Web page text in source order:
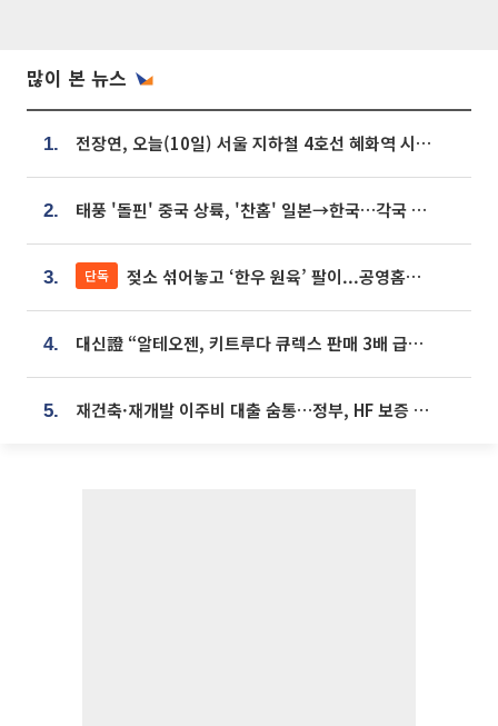
많이 본 뉴스
1. 전장연, 오늘(10일) 서울 지하철 4호선 혜화역 시위…1호선 용산역 무정차
2. 태풍 '돌핀' 중국 상륙, '찬홈' 일본→한국…각국 기상청 예상 경로는?
3. 단독 젖소 섞어놓고 ‘한우 원육’ 팔이...공영홈쇼핑 표기·검증 구멍
4. 대신證 “알테오젠, 키트루다 큐렉스 판매 3배 급증…목표가 41만원 상향”
5. 재건축·재개발 이주비 대출 숨통…정부, HF 보증 신설 추진